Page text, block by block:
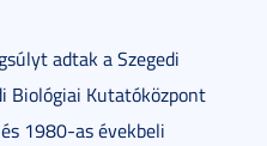
adtak a Szegedi
Biológiai Kutatóközpont
1980-as évekbeli